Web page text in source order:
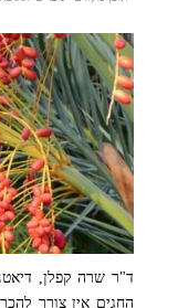
ד"ר שרה קפלן,
החגים אין צורך